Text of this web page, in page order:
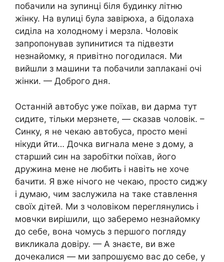
побачили на зупинці біля будинку літню
жінку. На вулиці була завірюха, а бідолаха
сиділа на холодному і мерзла. Чоловік
запропонував зупинитися та підвезти
незнайомку, я привітно погодилася. Ми
вийшли з машини та побачили заплакані очі
жінки. — Доброго дня.
Останній автобус уже поїхав, ви дарма тут
сидите, тільки мерзнете, — сказав чоловік. –
Синку, я не чекаю автобуса, просто мені
нікуди йти… Дочка вигнала мене з дому, а
старший син на заробітки поїхав, його
дружина мене не любить і навіть не хоче
бачити. Я вже нічого не чекаю, просто сиджу
і думаю, чим заслужила на таке ставлення
своїх дітей. Ми з чоловіком переглянулись і
мовчки вирішили, що заберемо незнайомку
до себе, вона чомусь з першого погляду
викликала довіру. — А знаєте, ви вже
дочекалися — ми запрошуємо вас до себе, у